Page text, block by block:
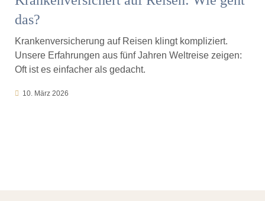
das?
Krankenversicherung auf Reisen klingt kompliziert.
Unsere Erfahrungen aus fünf Jahren Weltreise zeigen:
Oft ist es einfacher als gedacht.
10. März 2026